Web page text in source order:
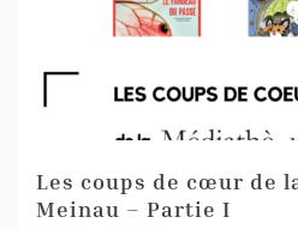
Les coups de cœur de
Meinau – Partie I